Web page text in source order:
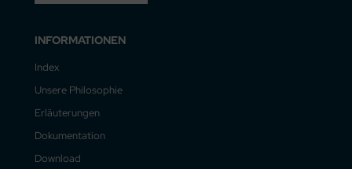
INFORMATIONEN
Index
Unsere Philosophie
Erläuterungen
Dokumentation
Download